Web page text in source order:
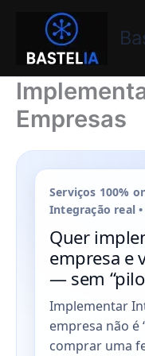
Bastelia
Empresas
Serviços 100%
Integração real
Quer
empresa e
— sem
Implementar
empresa não é
comprar uma